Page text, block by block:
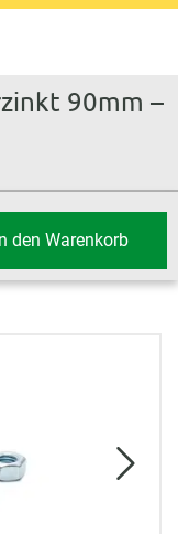
90mm –
den Warenkorb